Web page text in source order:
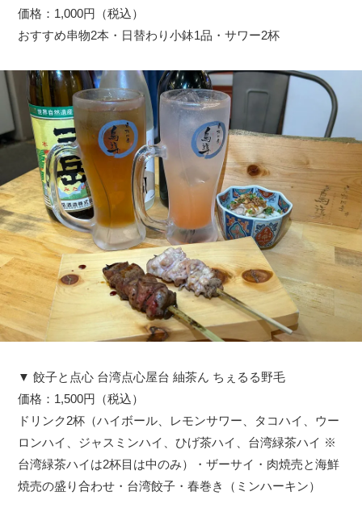
価格：1,000円（税込）
おすすめ串物2本・日替わり小鉢1品・サワー2杯
▼ 餃子と点心 台湾点心屋台 紬茶ん ちぇるる野毛
価格：1,500円（税込）
ドリンク2杯（ハイボール、レモンサワー、タコハイ、ウー
ロンハイ、ジャスミンハイ、ひげ茶ハイ、台湾緑茶ハイ ※
台湾緑茶ハイは2杯目は中のみ）・ザーサイ・肉焼売と海鮮
焼売の盛り合わせ・台湾餃子・春巻き（ミンハーキン）